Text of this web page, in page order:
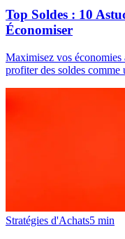
Top Soldes : 10
Économiser
Maximisez vos économies
profiter des soldes
Stratégies d'Achats5 min